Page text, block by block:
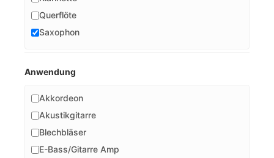
Querflöte
Saxophon
Anwendung
Akkordeon
Akustikgitarre
Blechbläser
E-Bass/Gitarre Amp